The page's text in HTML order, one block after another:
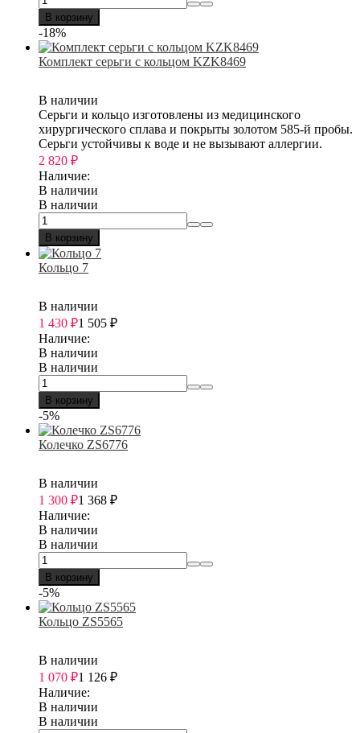
В корзину
-18%
Комплект серьги с кольцом KZK8469
В наличии
Серьги и кольцо изготовлены из медицинского
хирургического сплава и покрыты золотом 585-й пробы.
Серьги устойчивы к воде и не вызывают аллергии.
2 820 ₽
Наличие:
В наличии
В наличии
В корзину
Кольцо 7
В наличии
1 430 ₽1 505 ₽
Наличие:
В наличии
В наличии
В корзину
-5%
Колечко ZS6776
В наличии
1 300 ₽1 368 ₽
Наличие:
В наличии
В наличии
В корзину
-5%
Кольцо ZS5565
В наличии
1 070 ₽1 126 ₽
Наличие:
В наличии
В наличии